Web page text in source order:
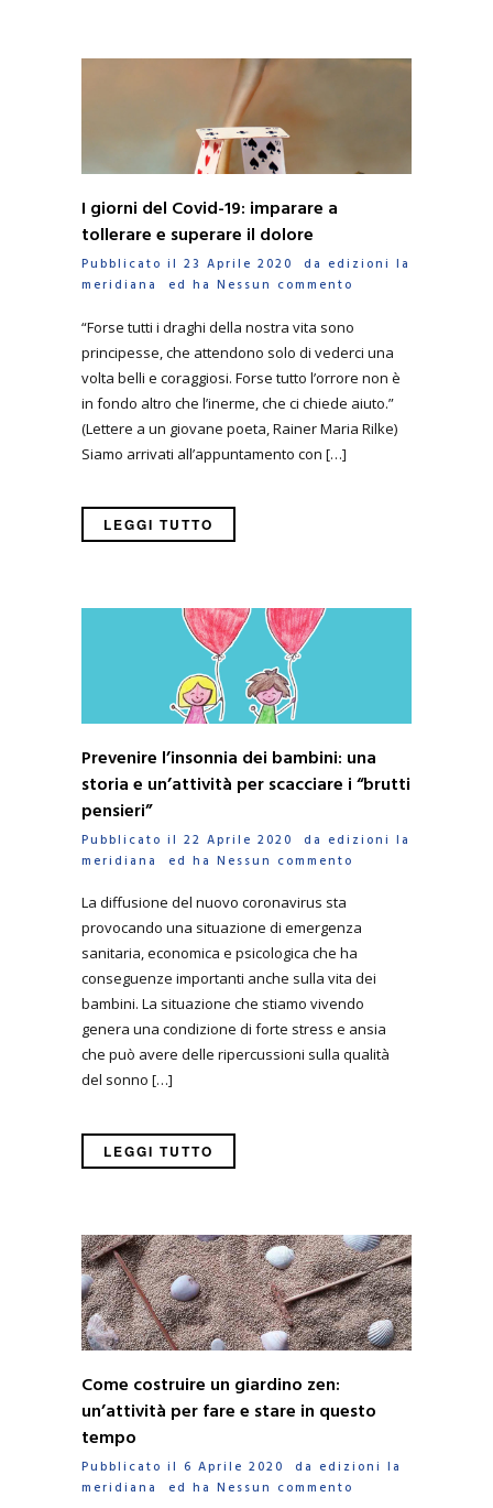
I giorni del Covid-19: imparare a
tollerare e superare il dolore
Pubblicato il 23 Aprile 2020 da edizioni la
meridiana
ed ha Nessun commento
“Forse tutti i draghi della nostra vita sono
principesse, che attendono solo di vederci una
volta belli e coraggiosi. Forse tutto l’orrore non è
in fondo altro che l’inerme, che ci chiede aiuto.”
(Lettere a un giovane poeta, Rainer Maria Rilke)
Siamo arrivati all’appuntamento con […]
LEGGI TUTTO
Prevenire l’insonnia dei bambini: una
storia e un’attività per scacciare i “brutti
pensieri”
Pubblicato il 22 Aprile 2020 da edizioni la
meridiana
ed ha Nessun commento
La diffusione del nuovo coronavirus sta
provocando una situazione di emergenza
sanitaria, economica e psicologica che ha
conseguenze importanti anche sulla vita dei
bambini. La situazione che stiamo vivendo
genera una condizione di forte stress e ansia
che può avere delle ripercussioni sulla qualità
del sonno […]
LEGGI TUTTO
Come costruire un giardino zen:
un’attività per fare e stare in questo
tempo
Pubblicato il 6 Aprile 2020 da edizioni la
meridiana
ed ha Nessun commento